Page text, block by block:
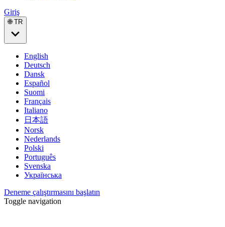
Giriş
🌐 TR
English
Deutsch
Dansk
Español
Suomi
Français
Italiano
日本語
Norsk
Nederlands
Polski
Português
Svenska
Українська
Deneme çalıştırmasını başlatın
Toggle navigation